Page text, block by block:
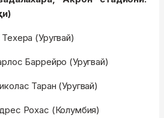
(Уругвай)
Баррейро (Уругвай)
Таран (Уругвай)
Рохас (Колумбия)